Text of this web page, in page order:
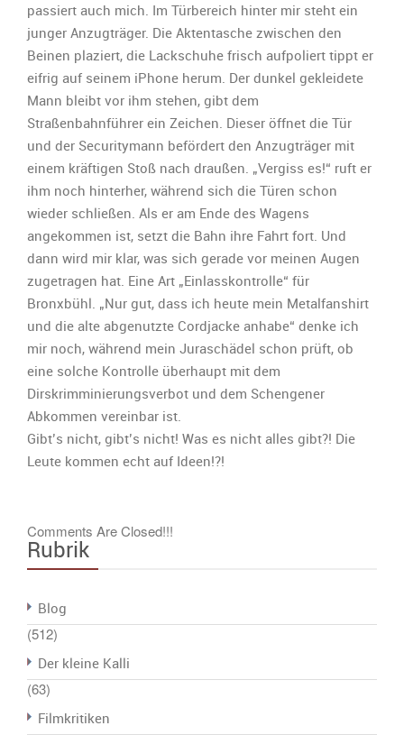
passiert auch mich. Im Türbereich hinter mir steht ein
junger Anzugträger. Die Aktentasche zwischen den
Beinen plaziert, die Lackschuhe frisch aufpoliert tippt er
eifrig auf seinem iPhone herum. Der dunkel gekleidete
Mann bleibt vor ihm stehen, gibt dem
Straßenbahnführer ein Zeichen. Dieser öffnet die Tür
und der Securitymann befördert den Anzugträger mit
einem kräftigen Stoß nach draußen. „Vergiss es!“ ruft er
ihm noch hinterher, während sich die Türen schon
wieder schließen. Als er am Ende des Wagens
angekommen ist, setzt die Bahn ihre Fahrt fort. Und
dann wird mir klar, was sich gerade vor meinen Augen
zugetragen hat. Eine Art „Einlasskontrolle“ für
Bronxbühl. „Nur gut, dass ich heute mein Metalfanshirt
und die alte abgenutzte Cordjacke anhabe“ denke ich
mir noch, während mein Juraschädel schon prüft, ob
eine solche Kontrolle überhaupt mit dem
Dirskrimminierungsverbot und dem Schengener
Abkommen vereinbar ist.
Gibt’s nicht, gibt’s nicht! Was es nicht alles gibt?! Die
Leute kommen echt auf Ideen!?!
Comments Are Closed!!!
Rubrik
Blog
(512)
Der kleine Kalli
(63)
Filmkritiken